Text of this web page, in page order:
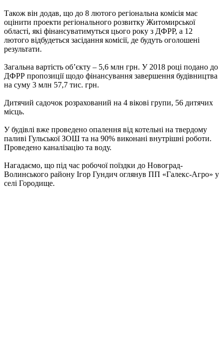
Також він додав, що до 8 лютого регіональна комісія має
оцінити проекти регіонального розвитку Житомирської
області, які фінансуватимуться цього року з ДФРР, а 12
лютого відбудеться засідання комісії, де будуть оголошені
результати.
Загальна вартість об’єкту – 5,6 млн грн. У 2018 році подано до
ДФРР пропозиції щодо фінансування завершення будівництва
на суму 3 млн 57,7 тис. грн.
Дитячий садочок розрахований на 4 вікові групи, 56 дитячих
місць.
У будівлі вже проведено опалення від котельні на твердому
паливі Гульської ЗОШ та на 90% виконані внутрішні роботи.
Проведено каналізацію та воду.
Нагадаємо, що під час робочої поїздки до Новоград-
Волинського району Ігор Гундич оглянув ПП «Галекс-Агро» у
селі Городище.